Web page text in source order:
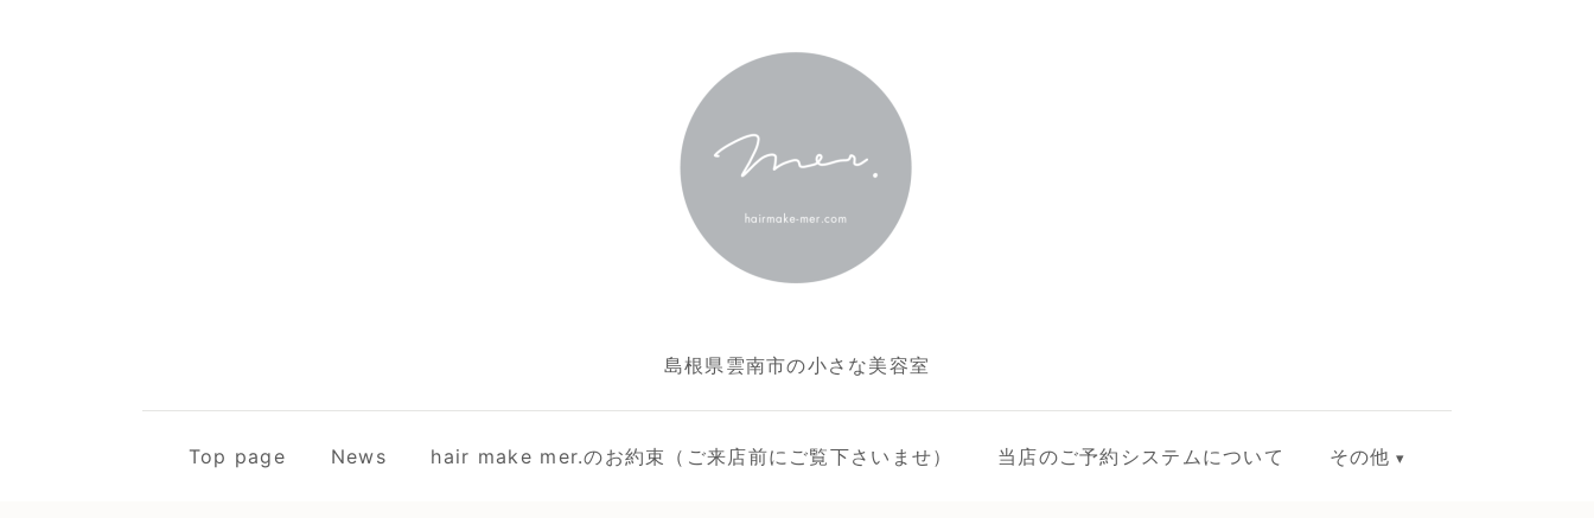
島根県雲南市の小さな美容室
Top page News hair make mer.のお約束（ご来店前にご覧下さいませ） 当店のご予約システムについて その他